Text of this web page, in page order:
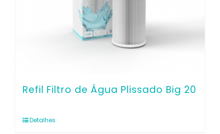
Refil Filtro de Água Plissado Big 20
Detalhes